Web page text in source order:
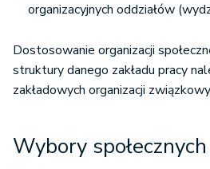
organizacyjnych oddziałów
Dostosowanie organizacji
struktury danego zakładu pracy
zakładowych organizacji
Wybory